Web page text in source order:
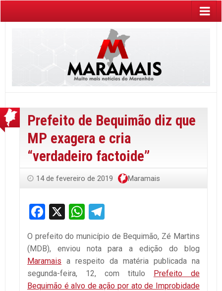
Prefeito de Bequimão diz que
MP exagera e cria
“verdadeiro factoide”
14 de fevereiro de 2019 Maramais
Facebook
X WhatsApp
O prefeito do município de Bequimão, Zé Martins
(MDB), enviou nota para a edição do blog
Maramais a respeito da matéria publicada na
segunda-feira, 12, com titulo Prefeito de
Bequimão é alvo de ação por ato de Improbidade